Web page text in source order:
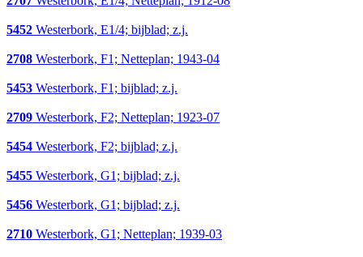
5452 Westerbork, E1/4; bijblad; z.j.
2708 Westerbork, F1; Netteplan; 1943-04
5453 Westerbork, F1; bijblad; z.j.
2709 Westerbork, F2; Netteplan; 1923-07
5454 Westerbork, F2; bijblad; z.j.
5455 Westerbork, G1; bijblad; z.j.
5456 Westerbork, G1; bijblad; z.j.
2710 Westerbork, G1; Netteplan; 1939-03